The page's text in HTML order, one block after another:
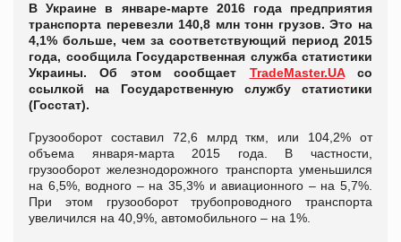
В Украине в январе-марте 2016 года предприятия
транспорта перевезли 140,8 млн тонн грузов. Это на
4,1% больше, чем за соответствующий период 2015
года, сообщила Государственная служба статистики
Украины. Об этом сообщает TradeMaster.UAсо
ссылкой на Государственную службу статистики
(Госстат).
Грузооборот составил 72,6 млрд ткм, или 104,2% от
объема января-марта 2015 года. В частности,
грузооборот железнодорожного транспорта уменьшился
на 6,5%, водного – на 35,3% и авиационного – на 5,7%.
При этом грузооборот трубопроводного транспорта
увеличился на 40,9%, автомобильного – на 1%.